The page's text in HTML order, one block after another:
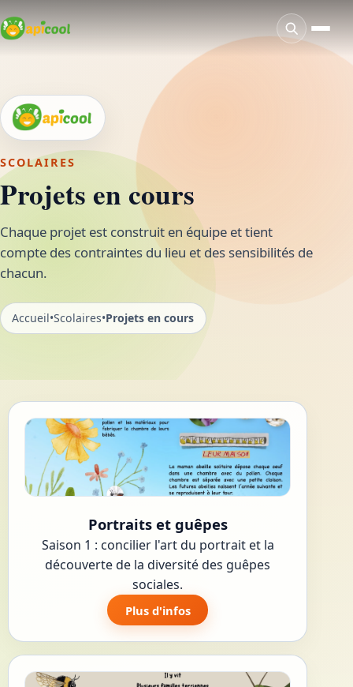
SCOLAIRES
Projets en cours
Chaque projet est construit en équipe et tient
compte des contraintes du lieu et des sensibilités de
chacun.
Accueil•Scolaires•Projets en cours
Portraits et guêpes
Saison 1 : concilier l'art du portrait et la
découverte de la diversité des guêpes
sociales.
Plus d'infos